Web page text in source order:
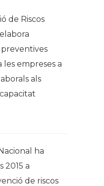
de Riscos
les empreses a
als
ha
2015 a
de riscos